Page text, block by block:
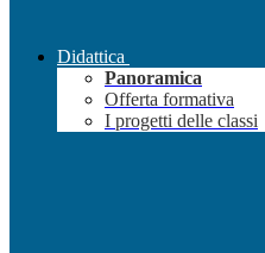
Didattica
Panoramica
Offerta formativa
I progetti delle classi